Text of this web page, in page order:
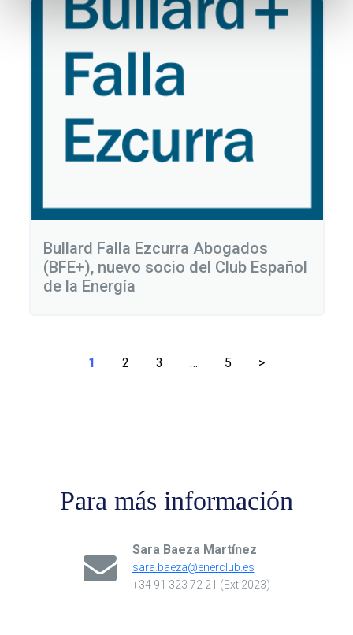
Bullard Falla Ezcurra Abogados
(BFE+), nuevo socio del Club Español
de la Energía
Paginación
1 2 3 … 5 >
Para más información
Sara Baeza Martínez
sara.baeza@enerclub.es
+34 91 323 72 21 (Ext 2023)